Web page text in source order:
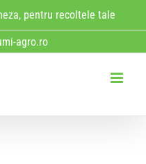
pentru recoltele tale
agro.ro